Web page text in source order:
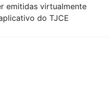
emitidas virtualmente
do TJCE